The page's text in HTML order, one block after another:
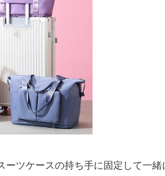
ツケースの持ち手に固定して一緒